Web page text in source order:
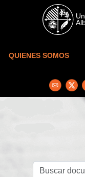
Skip to main content
QUIENES SOMOS